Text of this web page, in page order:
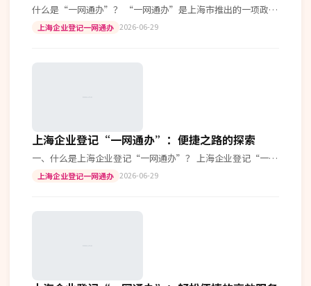
什么是“一网通办”？ “一网通办”是上海市推出的一项政务
服务改革措施，旨在通过单一入口实现各类行政服务事项的在
上海企业登记一网通办 2026-06-29
上海企业登记“一网通办”：便捷之路的探索
一、什么是上海企业登记“一网通办”？ 上海企业登记“一网
通办”是指上海市为了优化营商环境，提高行政审批效率而推
上海企业登记一网通办 2026-06-29